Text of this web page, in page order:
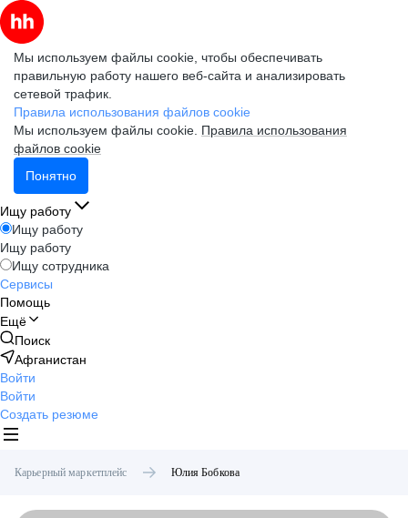
Мы используем файлы cookie, чтобы обеспечивать
правильную работу нашего веб-сайта и анализировать
сетевой трафик.
Правила использования файлов cookie
Мы используем файлы cookie. Правила использования
файлов cookie
Понятно
Ищу работу
Ищу работу
Ищу работу
Ищу сотрудника
Сервисы
Помощь
Ещё
Поиск
Афганистан
Войти
Войти
Создать резюме
Карьерный маркетплейс Юлия Бобкова